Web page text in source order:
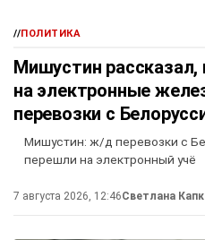
//ПОЛИТИКА
Мишустин
на электронные
перевозки с
Мишустин: ж/д перевозки с
перешли на электронный учё
7 августа 2026, 12:46Светлана